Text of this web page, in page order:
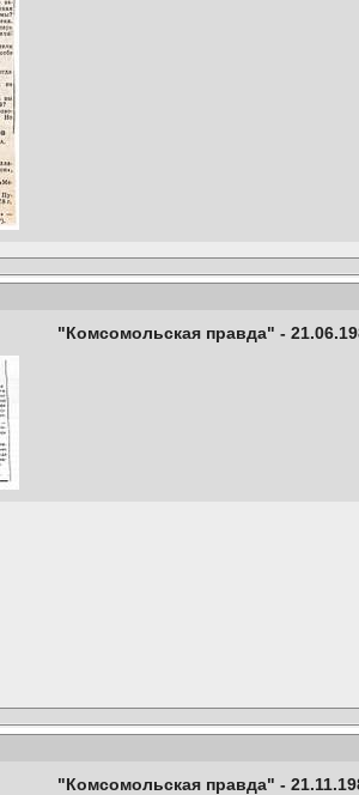
"Комсомольская правда" -
"Комсомольская правда" -